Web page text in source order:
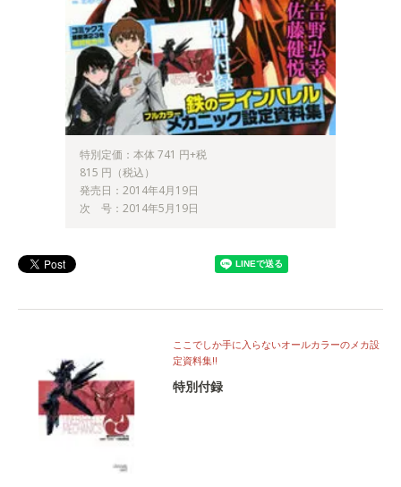
特別定価：本体 741 円+税
815 円（税込）
発売日：2014年4月19日
次 号：2014年5月19日
ここでしか手に入らないオールカラーのメカ設
定資料集!!
特別付録